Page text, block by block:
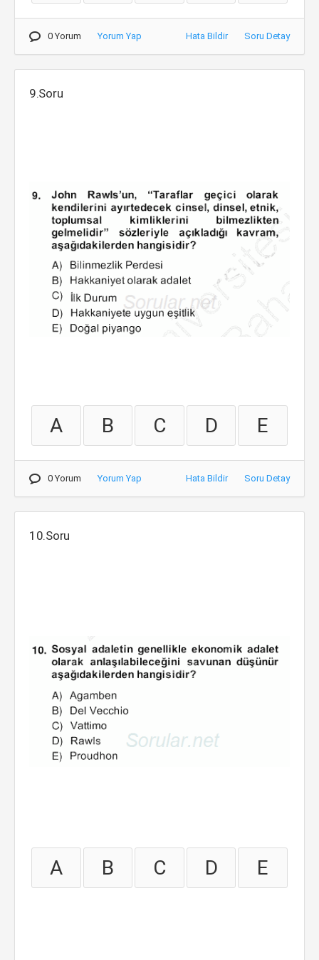
0 Yorum Yorum Yap Hata Bildir Soru Detay
9.Soru
A B C D E
0 Yorum Yorum Yap Hata Bildir Soru Detay
10.Soru
A B C D E